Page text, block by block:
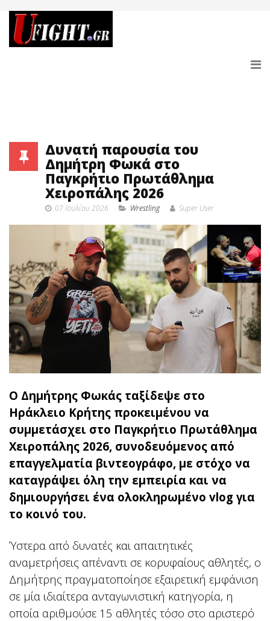
Δυνατή παρουσία του
Δημήτρη Φωκά στο
Παγκρήτιο Πρωτάθλημα
Χειροπάλης 2026
07 Ιουλίου 2026 Wrestling Super User
Ο Δημήτρης Φωκάς ταξίδεψε στο
Ηράκλειο Κρήτης προκειμένου να
συμμετάσχει στο Παγκρήτιο Πρωτάθλημα
Χειροπάλης 2026, συνοδευόμενος από
επαγγελματία βιντεογράφο, με στόχο να
καταγράψει όλη την εμπειρία και να
δημιουργήσει ένα ολοκληρωμένο vlog για
το κοινό του.
Ύστερα από δυνατές και απαιτητικές
αναμετρήσεις απέναντι σε κορυφαίους αθλητές, ο
Δημήτρης πραγματοποίησε εξαιρετική εμφάνιση
σε μία ιδιαίτερα ανταγωνιστική κατηγορία, η
οποία αριθμούσε 15 αθλητές τόσο στο αριστερό